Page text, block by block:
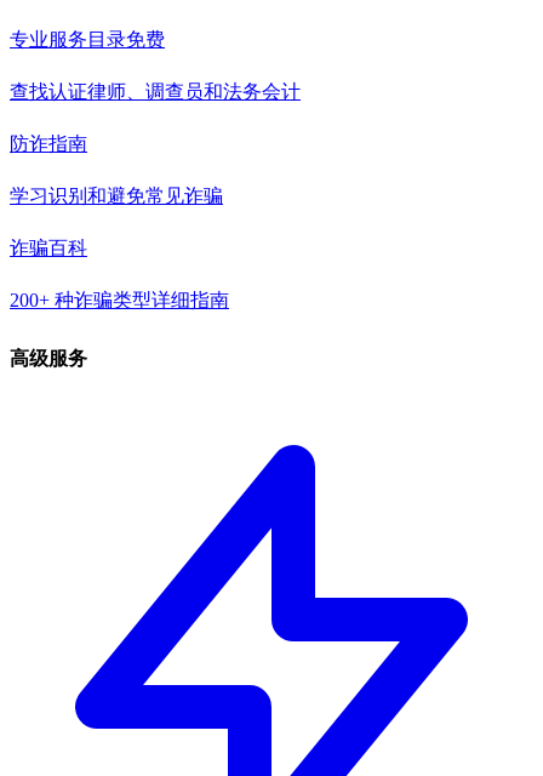
专业服务目录免费
查找认证律师、调查员和法务会计
防诈指南
学习识别和避免常见诈骗
诈骗百科
200+ 种诈骗类型详细指南
高级服务